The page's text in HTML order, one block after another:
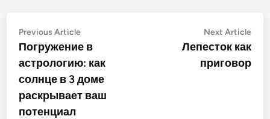
Post
navigation
Previous ArticlePrevious
article:
Погружение в
астрологию: как
солнце в 3 доме
раскрывает ваш
потенциал
Next Article
Лепесток как
приговор